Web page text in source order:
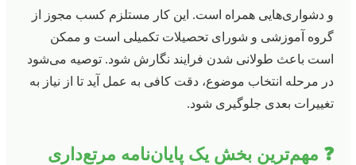
و دشواری‌هایی همراه است. این کار مستلزم کسب مجوز از
گروه آموزشی و شورای تحصیلات تکمیلی است و ممکن
است باعث طولانی شدن فرایند نگارش شود. توصیه می‌شود
در مرحله انتخاب موضوع، دقت کافی به عمل آید تا از نیاز به
تغییرات بعدی جلوگیری شود.
❓ مهم‌ترین بخش یک پایان‌نامه مرتع‌داری